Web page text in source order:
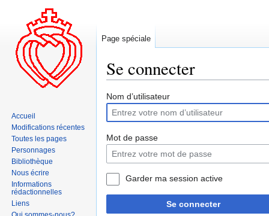
Se connecter
Aller
la
navigation
Aller
la
recherche
Nom d’utilisateur
Mot de passe
Garder ma session active
Se connecter
Page spéciale
Accueil
Modifications récentes
Toutes les pages
Personnages
Bibliothèque
Nous écrire
Informations
rédactionnelles
Liens